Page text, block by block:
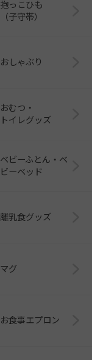
抱っこひも
（子守帯）
おしゃぶり
おむつ・
トイレグッズ
ベビーふとん・ベ
ビーベッド
離乳食グッズ
マグ
お食事エプロン